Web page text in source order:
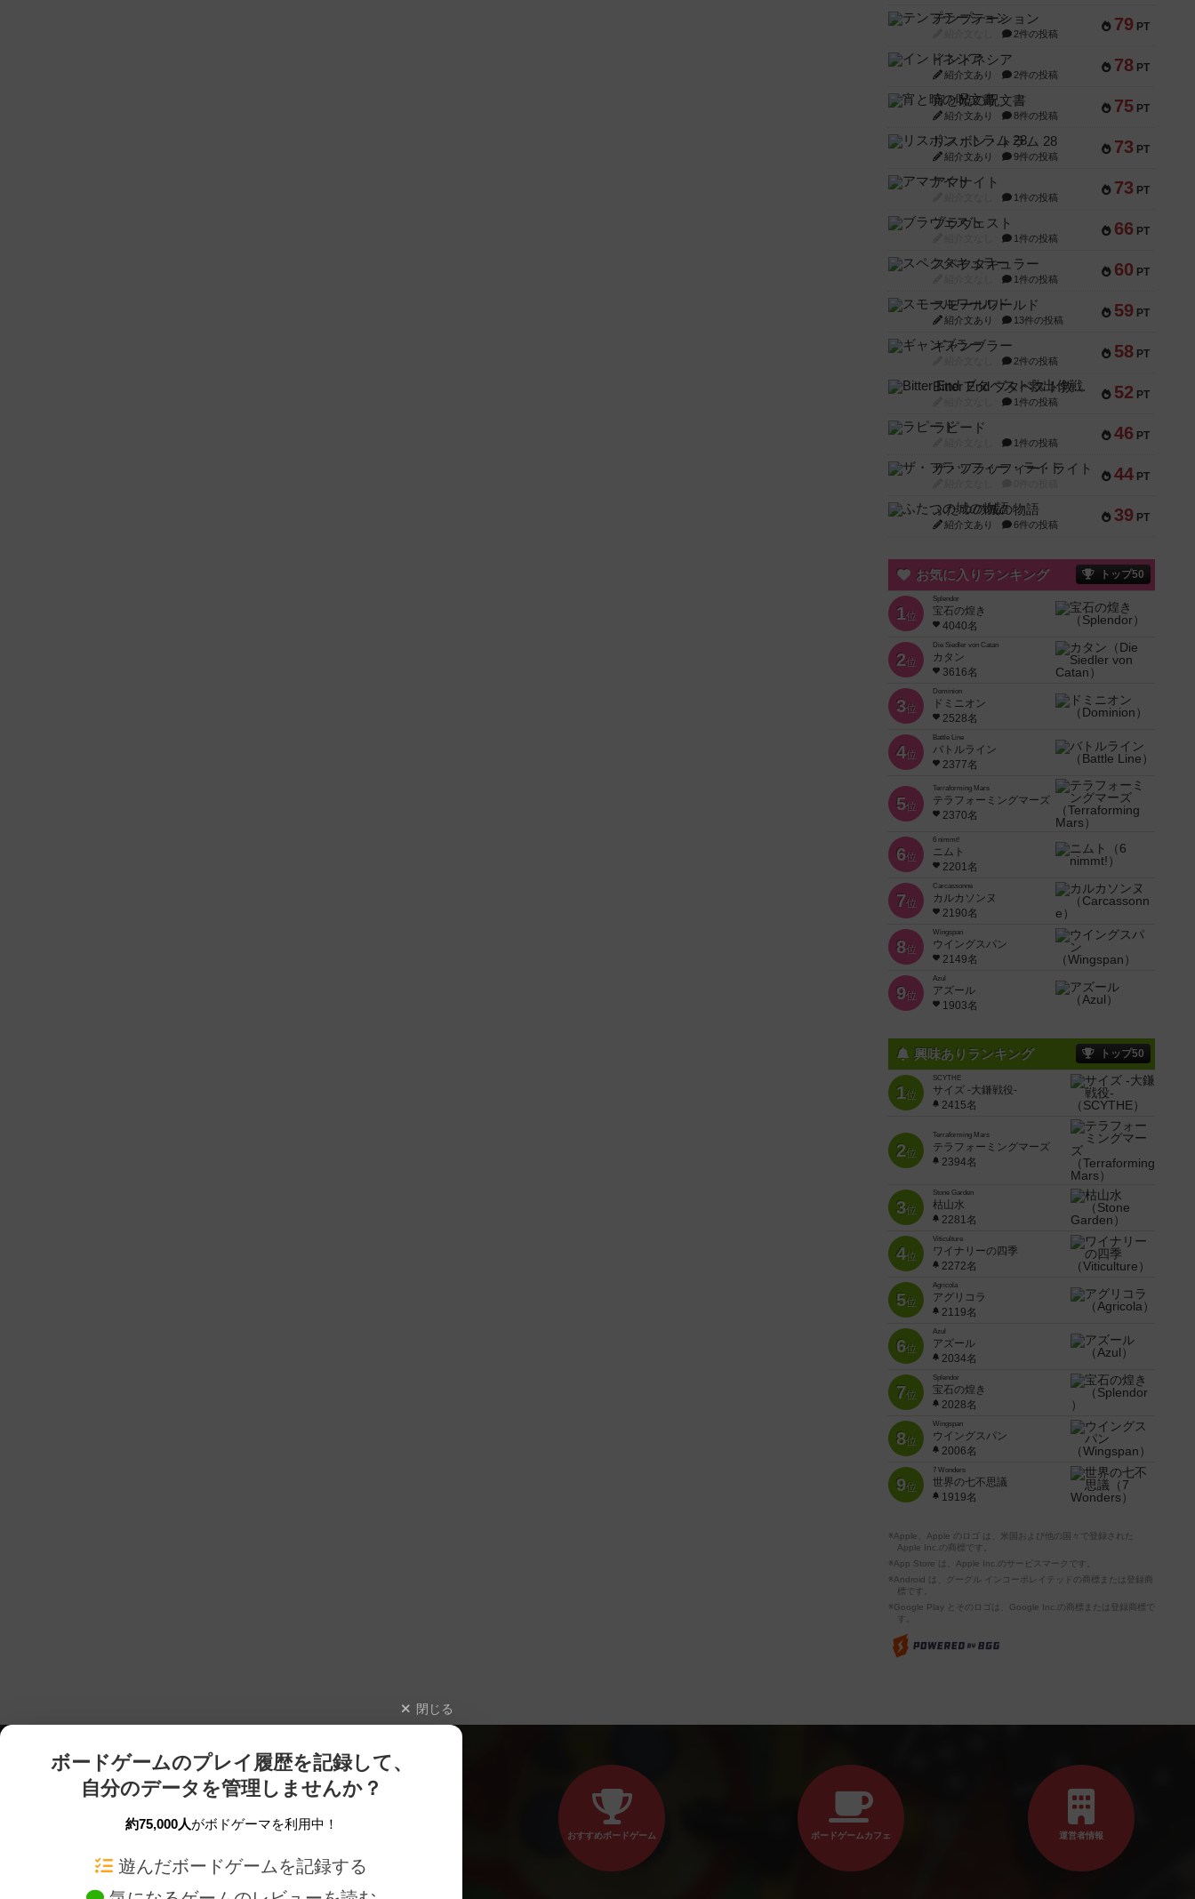
79 PT
テンプテーション
2件の投稿
78 PT
インドネシア
紹介文あり 2件の投稿
75 PT
宵と暁の呪文書
紹介文あり 8件の投稿
73 PT
リスボン・トラム 28
紹介文あり 9件の投稿
73 PT
アマナイト
1件の投稿
66 PT
ブラヴェスト
1件の投稿
60 PT
スペクタキュラー
1件の投稿
59 PT
スモールワールド
紹介文あり 13件の投稿
58 PT
ギャンブラー
2件の投稿
52 PT
Bitter End ブタペスト救出作戦
1件の投稿
46 PT
ラピード
1件の投稿
44 PT
ザ・フラッフィー・ライト
39 PT
ふたつの城の物語
紹介文あり 6件の投稿
お気に入りランキング トップ50
1位
Splendor
宝石の煌き
4040名
2位
Die Siedler von Catan
カタン
3616名
3位
Dominion
ドミニオン
2528名
4位
Battle Line
バトルライン
2377名
5位
Terraforming Mars
テラフォーミングマーズ
2370名
6位
6 nimmt!
ニムト
2201名
7位
Carcassonne
カルカソンヌ
2190名
8位
Wingspan
ウイングスパン
2149名
9位
Azul
アズール
1903名
興味ありランキング トップ50
1位
SCYTHE
サイズ -大鎌戦役-
2415名
2位
Terraforming Mars
テラフォーミングマーズ
2394名
3位
Stone Garden
枯山水
2281名
4位
Viticulture
ワイナリーの四季
2272名
5位
Agricola
アグリコラ
2119名
6位
Azul
アズール
2034名
7位
Splendor
宝石の煌き
2028名
8位
Wingspan
ウイングスパン
2006名
9位
7 Wonders
世界の七不思議
1919名
※Apple、Apple のロゴ は、米国および他の国々で登録された
Apple Inc.の商標です。
※App Store は、Apple Inc.のサービスマークです。
※Android は、グーグル インコーポレイテッドの商標または登録商
標です。
※Google Play とそのロゴは、Google Inc.の商標または登録商標で
す。
閉じる
ボードゲームのプレイ履歴を記録して、
自分のデータを管理しませんか？
約75,000人がボドゲーマを利用中！
遊んだボードゲームを記録する
おすすめボードゲーム ボードゲームカフェ 運営者情報